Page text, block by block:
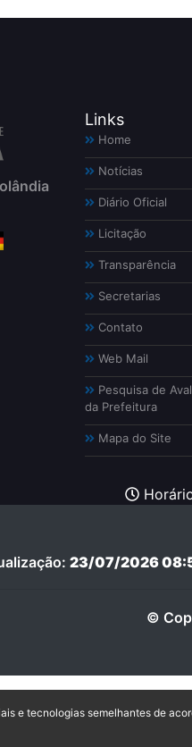
Links
Home
Notícias
Diário Oficial
Licitação
Transparência
Secretarias
Contato
Web Mail
Pesquisa de
da Prefeitura
Mapa do Site
23/07/2026
©
e tecnologias semelhantes de